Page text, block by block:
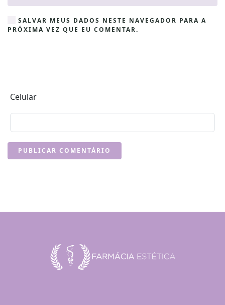
SALVAR MEUS DADOS NESTE NAVEGADOR PARA A
PRÓXIMA VEZ QUE EU COMENTAR.
Celular
PUBLICAR COMENTÁRIO